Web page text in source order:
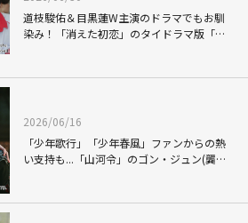
道枝駿佑＆目黒蓮W主演のドラマでもお馴
染み！「消えた初恋」のタイドラマ版「My
瞬間"
2026/06/16
「少年歌行」「少年春風」ファンからの熱
い支持も...「山河令」のゴン・ジュン(龔俊)